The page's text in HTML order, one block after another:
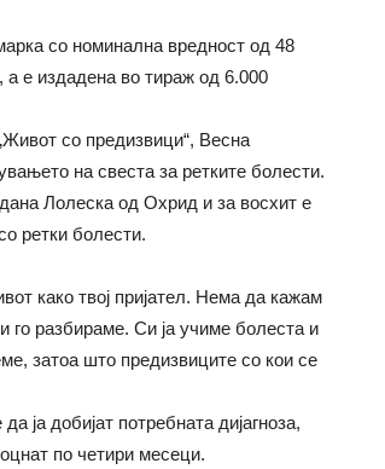
со номинална вредност од 48
а е издадена во тираж од 6.000
со предизвици“, Весна
на свеста за ретките болести.
Лолеска од Охрид и за восхит е
ретки болести.
како твој пријател. Нема да кажам
го разбираме. Си ја учиме болеста и
затоа што предизвиците со кои се
ја добијат потребната дијагноза,
по четири месеци.